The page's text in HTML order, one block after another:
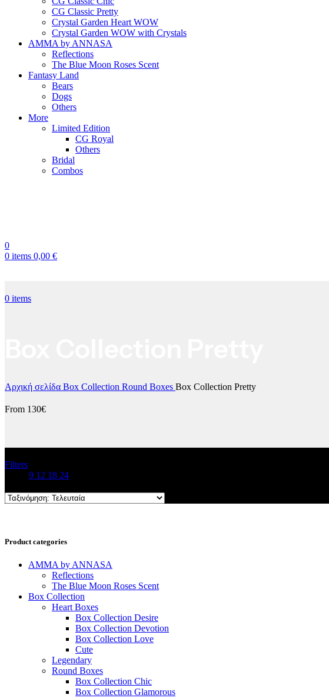
CG Classic Pretty
Crystal Garden Heart WOW
Crystal Garden WOW with Crystals
AMMA by ANNASA
Reflections
The Blue Moon Roses Scent
Fantasy Land
Bears
Dogs
Others
More
Limited Edition
CG Royal
Others
Bridal
Combos
0
0 items 0,00 €
0 items
Αρχική σελίδα Box Collection Round Boxes Box Collection Pretty
From 130€
Filters
9 12 18 24
Product categories
AMMA by ANNASA
Reflections
The Blue Moon Roses Scent
Box Collection
Heart Boxes
Box Collection Desire
Box Collection Devotion
Box Collection Love
Cute
Legendary
Round Boxes
Box Collection Chic
Box Collection Glamorous